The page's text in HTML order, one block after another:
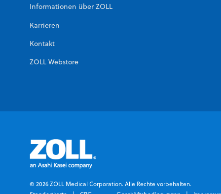
Informationen über ZOLL
Karrieren
Kontakt
ZOLL Webstore
© 2026 ZOLL Medical Corporation. Alle Rechte vorbehalten.